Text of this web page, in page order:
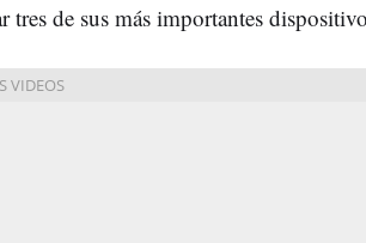
tres de sus más importantes